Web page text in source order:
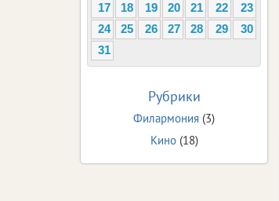
17
18 19 20 21 22
23
24
25 26 27 28 29
30
31
Рубрики
Филармония (3)
Кино(18)